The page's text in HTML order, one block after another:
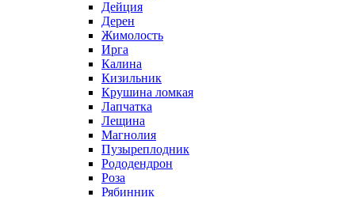
Дейция
Дерен
Жимолость
Ирга
Калина
Кизильник
Крушина ломкая
Лапчатка
Лещина
Магнолия
Пузыреплодник
Рододендрон
Роза
Рябинник